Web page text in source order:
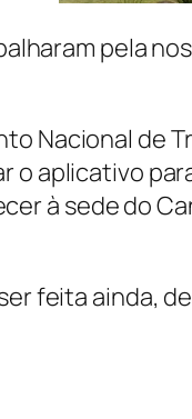
pela
Nacional de
aplicativo
à sede do
feita ainda,